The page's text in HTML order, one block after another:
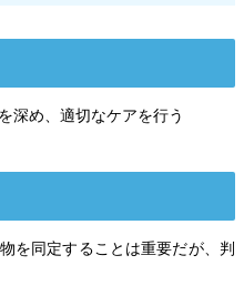
深め、適切なケアを行う
を同定することは重要だが、判